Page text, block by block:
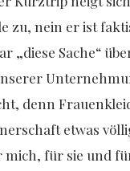
zu, nein er ist
„diese Sache“
denn
etwas
für sie und